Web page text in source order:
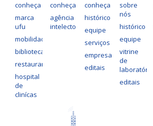
conheça
marca
ufu
mobilidade
bibliotecas
restaurantes
hospital
de
clinícas
conheça
agência
intelecto
conheça
histórico
equipe
serviços
empresas
editais
sobre
nós
histórico
equipe
vitrine
de
laboratórios
editais